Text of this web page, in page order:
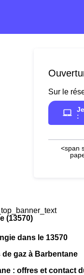
Sur le
:
<span
(13570)
dans le 13570
gaz à Barbentane
: offres et contact